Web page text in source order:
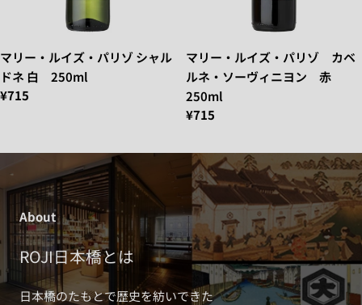
マリー・ルイズ・パリゾ シャル
ドネ 白 250ml
¥715
マリー・ルイズ・パリゾ カベ
ルネ・ソーヴィニヨン 赤
250ml
¥715
About
ROJI日本橋とは
日本橋のたもとで歴史を紡いできた